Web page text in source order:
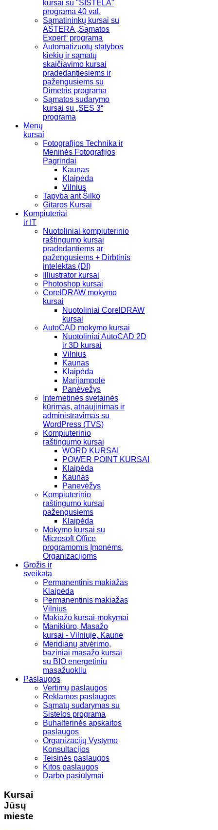
kursai su "SISTELA"
programa 40 val.
Sąmatininkų kursai su
ASTERA „Sąmatos
Expert“ programa
Automatizuotų statybos
kiekių ir sąmatų
skaičiavimo kursai
pradedantiesiems ir
pažengusiems su
Dimetris programa
Sąmatos sudarymo
kursai su „SES 3“
programa
Menų
kursai
Fotografijos Technika ir
Meninės Fotografijos
Pagrindai
Kaunas
Klaipėda
Vilnius
Tapyba ant Šilko
Gitaros Kursai
Kompiuteriai
ir IT
Nuotoliniai kompiuterinio
raštingumo kursai
pradedantiems ar
pažengusiems + Dirbtinis
intelektas (DI)
Illiustrator kursai
Photoshop kursai
CorelDRAW mokymo
kursai
Nuotoliniai CorelDRAW
kursai
AutoCAD mokymo kursai
Nuotoliniai AutoCAD 2D
ir 3D kursai
Vilnius
Kaunas
Klaipėda
Marijampolė
Panėvežys
Internetinės svetainės
kūrimas, atnaujinimas ir
administravimas su
WordPress (TVS)
Kompiuterinio
raštingumo kursai
WORD KURSAI
POWER POINT KURSAI
Klaipėda
Kaunas
Panevėžys
Kompiuterinio
raštingumo kursai
pažengusiems
Klaipėda
Mokymo kursai su
Microsoft Office
programomis Įmonėms,
Organizacijoms
Grožis ir
sveikata
Permanentinis makiažas
Klaipėda
Permanentinis makiažas
Vilnius
Makiažo kursai-mokymai
Manikiūro, Masažo
kursai - Vilniuje, Kaune
Meridianų atvėrimo,
baziniai masažo kursai
su BIO energetiniu
masažuokliu
Paslaugos
Vertimų paslaugos
Reklamos paslaugos
Sąmatų sudarymas su
Sistelos programa
Buhalterinės apskaitos
paslaugos
Organizacijų Vystymo
Konsultacijos
Teisinės paslaugos
Kitos paslaugos
Darbo pasiūlymai
Kursai
Jūsų
mieste